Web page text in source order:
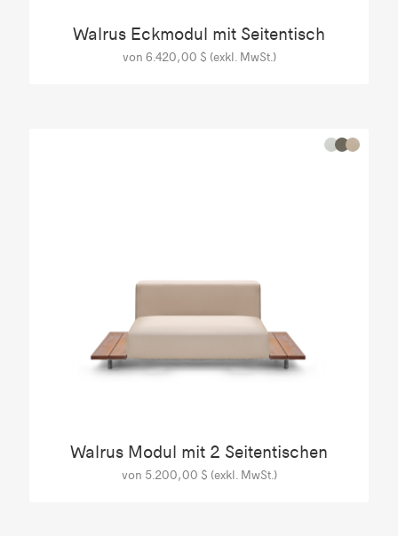
Walrus Eckmodul mit Seitentisch
von 6.420,00 $ (exkl. MwSt.)
Walrus Modul mit 2 Seitentischen
von 5.200,00 $ (exkl. MwSt.)